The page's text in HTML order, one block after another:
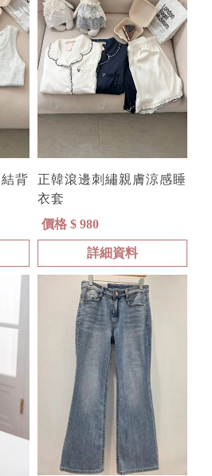
背
正韓滾邊刺繡親膚涼感睡
衣套
價格 $ 980
詳細資料